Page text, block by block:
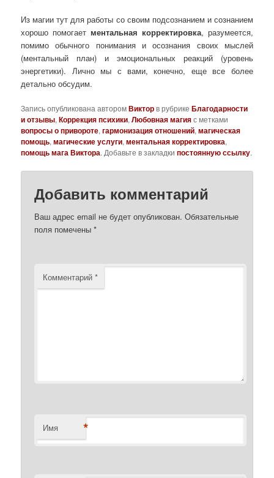
Из магии тут для работы со своим подсознанием и сознанием
хорошо помогает ментальная корректировка, разумеется,
помимо обычного понимания и осознания своих мыслей
(ментальный план) и эмоциональных реакций (уровень
энергетики). Лично мы с вами, конечно, еще все более
детально обсудим.
Запись опубликована авторомВикторв рубрикеБлагодарности
и отзывы,Коррекция психики,Любовная магияс метками
вопросы о привороте,гармонизация отношений,магическая
помощь,магические услуги,ментальная корректировка,
помощь мага Виктора. Добавьте в закладкипостоянную ссылку.
Добавить комментарий
Ваш адрес email не будет опубликован. Обязательные
поля помечены*
Комментарий*
Имя *